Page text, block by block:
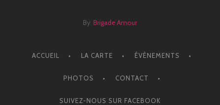
By Brigade Amour
ACCUEIL LA CARTE ÉVÈNEMENTS
PHOTOS CONTACT
SUIVEZ-NOUS SUR FACEBOOK